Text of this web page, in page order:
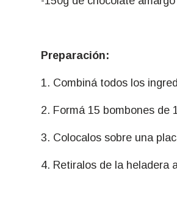
Preparación:
1. Combiná todos los
2. Formá 15 bombones de
3. Colocalos sobre una
4. Retiralos de la heladera